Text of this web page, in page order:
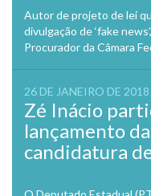
Autor de projeto de lei
divulgação de ‘fake
Procurador da Câmara
26 DE JANEIRO DE 2018
Zé Inácio
lançamento
candidatura